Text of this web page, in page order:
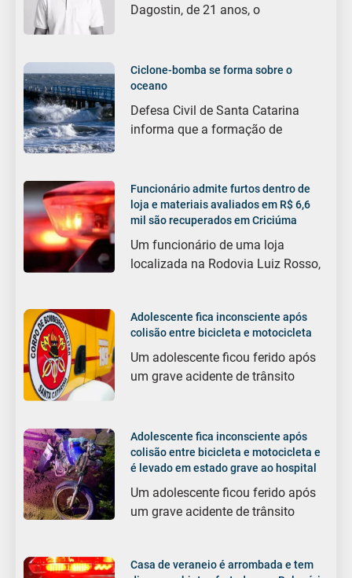
Dagostin, de 21 anos, o
Ciclone-bomba se forma sobre o
oceano
Defesa Civil de Santa Catarina
informa que a formação de
Funcionário admite furtos dentro de
loja e materiais avaliados em R$ 6,6
mil são recuperados em Criciúma
Um funcionário de uma loja
localizada na Rodovia Luiz Rosso,
Adolescente fica inconsciente após
colisão entre bicicleta e motocicleta
Um adolescente ficou ferido após
um grave acidente de trânsito
Adolescente fica inconsciente após
colisão entre bicicleta e motocicleta e
é levado em estado grave ao hospital
Um adolescente ficou ferido após
um grave acidente de trânsito
Casa de veraneio é arrombada e tem